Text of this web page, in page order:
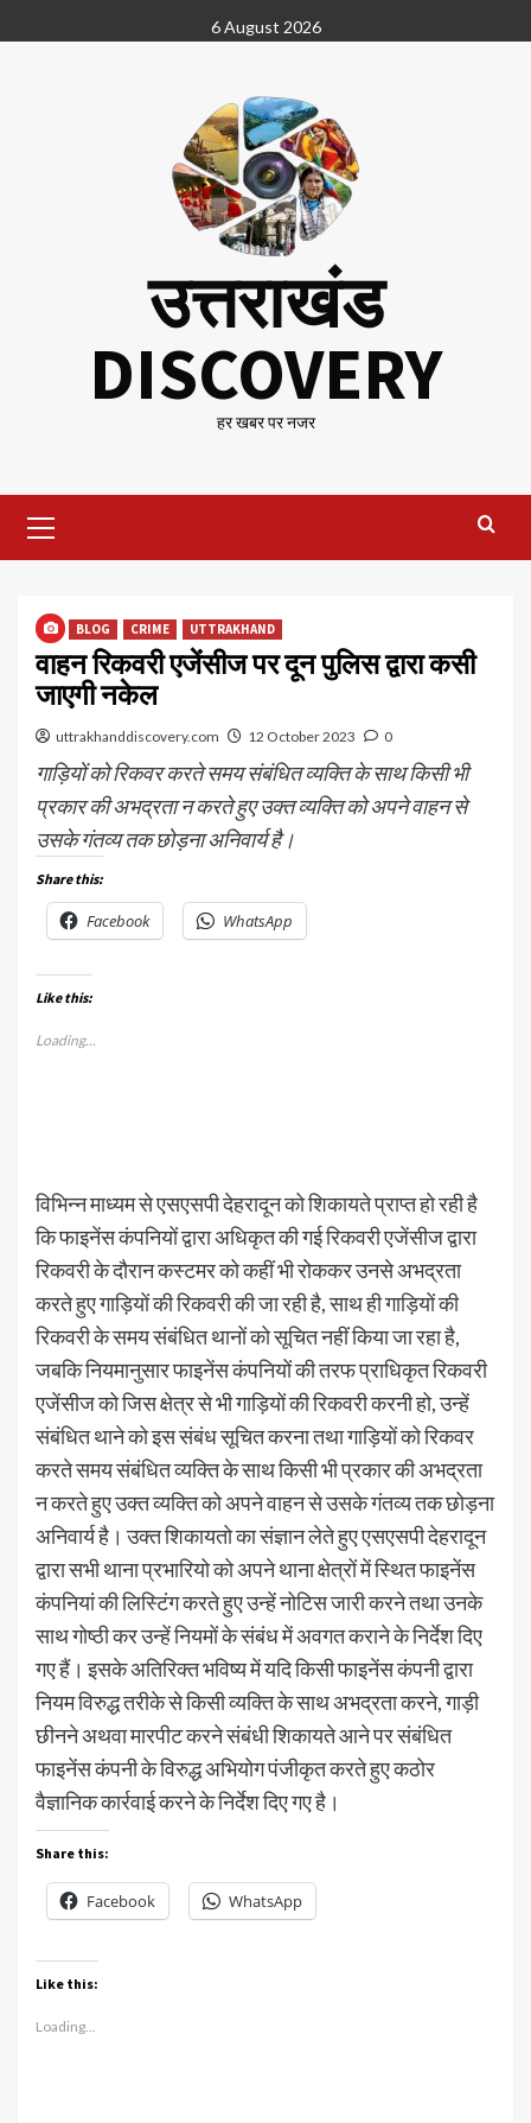
to
6 August 2026
उत्तराखंड
DISCOVERY
हर खबर पर नजर
Menu
BLOG CRIME UTTRAKHAND
वाहन रिकवरी एजेंसीज पर दून पुलिस द्वारा कसी
जाएगी नकेल
uttrakhanddiscovery.com 12 October 2023 0
गाड़ियों को रिकवर करते समय संबंधित व्यक्ति के साथ किसी भी
प्रकार की अभद्रता न करते हुए उक्त व्यक्ति को अपने वाहन से
उसके गंतव्य तक छोड़ना अनिवार्य है।
Share this:
Facebook WhatsApp
Like this:
Loading...
विभिन्न माध्यम से एसएसपी देहरादून को शिकायते प्राप्त हो रही है
कि फाइनेंस कंपनियों द्वारा अधिकृत की गई रिकवरी एजेंसीज द्वारा
रिकवरी के दौरान कस्टमर को कहीं भी रोककर उनसे अभद्रता
करते हुए गाड़ियों की रिकवरी की जा रही है, साथ ही गाड़ियों की
रिकवरी के समय संबंधित थानों को सूचित नहीं किया जा रहा है,
जबकि नियमानुसार फाइनेंस कंपनियों की तरफ प्राधिकृत रिकवरी
एजेंसीज को जिस क्षेत्र से भी गाड़ियों की रिकवरी करनी हो, उन्हें
संबंधित थाने को इस संबंध सूचित करना तथा गाड़ियों को रिकवर
करते समय संबंधित व्यक्ति के साथ किसी भी प्रकार की अभद्रता
न करते हुए उक्त व्यक्ति को अपने वाहन से उसके गंतव्य तक छोड़ना
अनिवार्य है। उक्त शिकायतो का संज्ञान लेते हुए एसएसपी देहरादून
द्वारा सभी थाना प्रभारियो को अपने थाना क्षेत्रों में स्थित फाइनेंस
कंपनियां की लिस्टिंग करते हुए उन्हें नोटिस जारी करने तथा उनके
साथ गोष्ठी कर उन्हें नियमों के संबंध में अवगत कराने के निर्देश दिए
गए हैं। इसके अतिरिक्त भविष्य में यदि किसी फाइनेंस कंपनी द्वारा
नियम विरुद्ध तरीके से किसी व्यक्ति के साथ अभद्रता करने, गाड़ी
छीनने अथवा मारपीट करने संबंधी शिकायते आने पर संबंधित
फाइनेंस कंपनी के विरुद्ध अभियोग पंजीकृत करते हुए कठोर
वैज्ञानिक कार्रवाई करने के निर्देश दिए गए है।
Share this:
Facebook WhatsApp
Like this:
Loading...